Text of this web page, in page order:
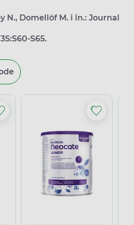
N., Domellöf M. i in.: Journal
S65.